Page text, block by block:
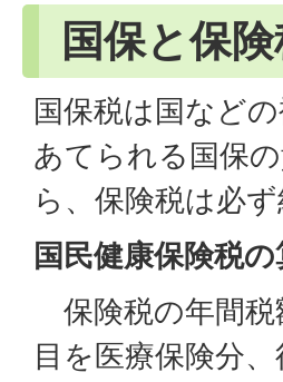
国保と保
国保税は国など
あてられる国保
ら、保険税は必ず
国民健康保険税
保険税の年間税
目を医療保険分